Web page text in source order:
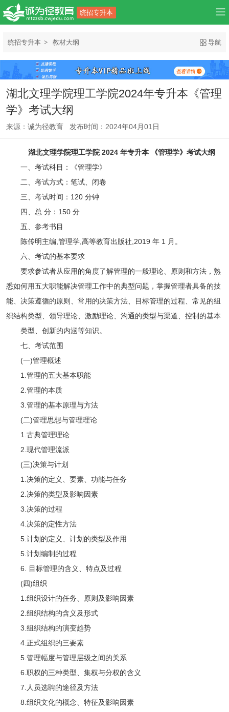
统招专升本
统招专升本 教材大纲 导航
湖北文理学院理工学院2024年专升本《管理
学》考试大纲
来源：诚为径教育 发布时间：2024年04月01日
湖北文理学院理工学院 2024 年专升本 《管理学》考试大纲
一、考试科目：《管理学》
二、考试方式：笔试、闭卷
三、考试时间：120 分钟
四、总 分：150 分
五、参考书目
陈传明主编,管理学,高等教育出版社,2019 年 1 月。
六、考试的基本要求
要求参试者从应用的角度了解管理的一般理论、原则和方法，熟
悉如何用五大职能解决管理工作中的典型问题，掌握管理者具备的技
能、决策遵循的原则、常用的决策方法、目标管理的过程、常见的组
织结构类型、领导理论、激励理论、沟通的类型与渠道、控制的基本
类型、创新的内涵等知识。
七、考试范围
(一)管理概述
1.管理的五大基本职能
2.管理的本质
3.管理的基本原理与方法
(二)管理思想与管理理论
1.古典管理理论
2.现代管理流派
(三)决策与计划
1.决策的定义、要素、功能与任务
2.决策的类型及影响因素
3.决策的过程
4.决策的定性方法
5.计划的定义、计划的类型及作用
5.计划编制的过程
6. 目标管理的含义、特点及过程
(四)组织
1.组织设计的任务、原则及影响因素
2.组织结构的含义及形式
3.组织结构的演变趋势
4.正式组织的三要素
5.管理幅度与管理层级之间的关系
6.职权的三种类型、集权与分权的含义
7.人员选聘的途径及方法
8.组织文化的概念、特征及影响因素